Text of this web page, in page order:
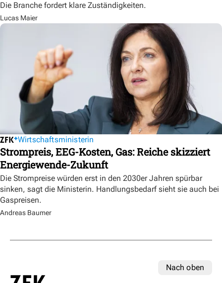
Die Branche fordert klare Zuständigkeiten.
Lucas Maier
Wirtschaftsministerin
Strompreis, EEG-Kosten, Gas: Reiche skizziert
Energiewende-Zukunft
Die Strompreise würden erst in den 2030er Jahren spürbar
sinken, sagt die Ministerin. Handlungsbedarf sieht sie auch bei
Gaspreisen.
Andreas Baumer
Nach oben